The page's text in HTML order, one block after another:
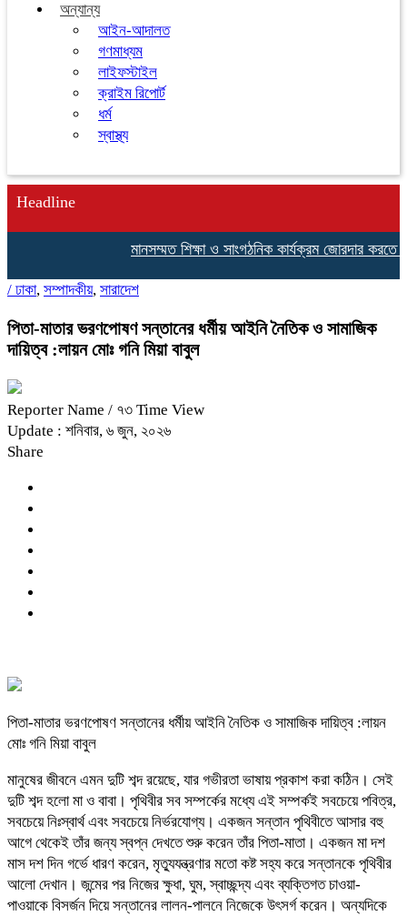
অন্যান্য
আইন-আদালত
গণমাধ্যম
লাইফস্টাইল
ক্রাইম রিপোর্ট
ধর্ম
স্বাস্থ্য
Headline
মানসম্মত শিক্ষা ও সাংগঠনিক কার্যক্রম জোরদার করতে শ্রীপুরে
/ ঢাকা, সম্পাদকীয়, সারাদেশ
পিতা-মাতার ভরণপোষণ সন্তানের ধর্মীয় আইনি নৈতিক ও সামাজিক
দায়িত্ব :লায়ন মোঃ গনি মিয়া বাবুল
Reporter Name / ৭৩ Time View
Update : শনিবার, ৬ জুন, ২০২৬
Share
পিতা-মাতার ভরণপোষণ সন্তানের ধর্মীয় আইনি নৈতিক ও সামাজিক দায়িত্ব :লায়ন
মোঃ গনি মিয়া বাবুল
মানুষের জীবনে এমন দুটি শব্দ রয়েছে, যার গভীরতা ভাষায় প্রকাশ করা কঠিন। সেই
দুটি শব্দ হলো মা ও বাবা। পৃথিবীর সব সম্পর্কের মধ্যে এই সম্পর্কই সবচেয়ে পবিত্র,
সবচেয়ে নিঃস্বার্থ এবং সবচেয়ে নির্ভরযোগ্য। একজন সন্তান পৃথিবীতে আসার বহু
আগে থেকেই তাঁর জন্য স্বপ্ন দেখতে শুরু করেন তাঁর পিতা-মাতা। একজন মা দশ
মাস দশ দিন গর্ভে ধারণ করেন, মৃত্যুযন্ত্রণার মতো কষ্ট সহ্য করে সন্তানকে পৃথিবীর
আলো দেখান। জন্মের পর নিজের ক্ষুধা, ঘুম, স্বাচ্ছন্দ্য এবং ব্যক্তিগত চাওয়া-
পাওয়াকে বিসর্জন দিয়ে সন্তানের লালন-পালনে নিজেকে উৎসর্গ করেন। অন্যদিকে